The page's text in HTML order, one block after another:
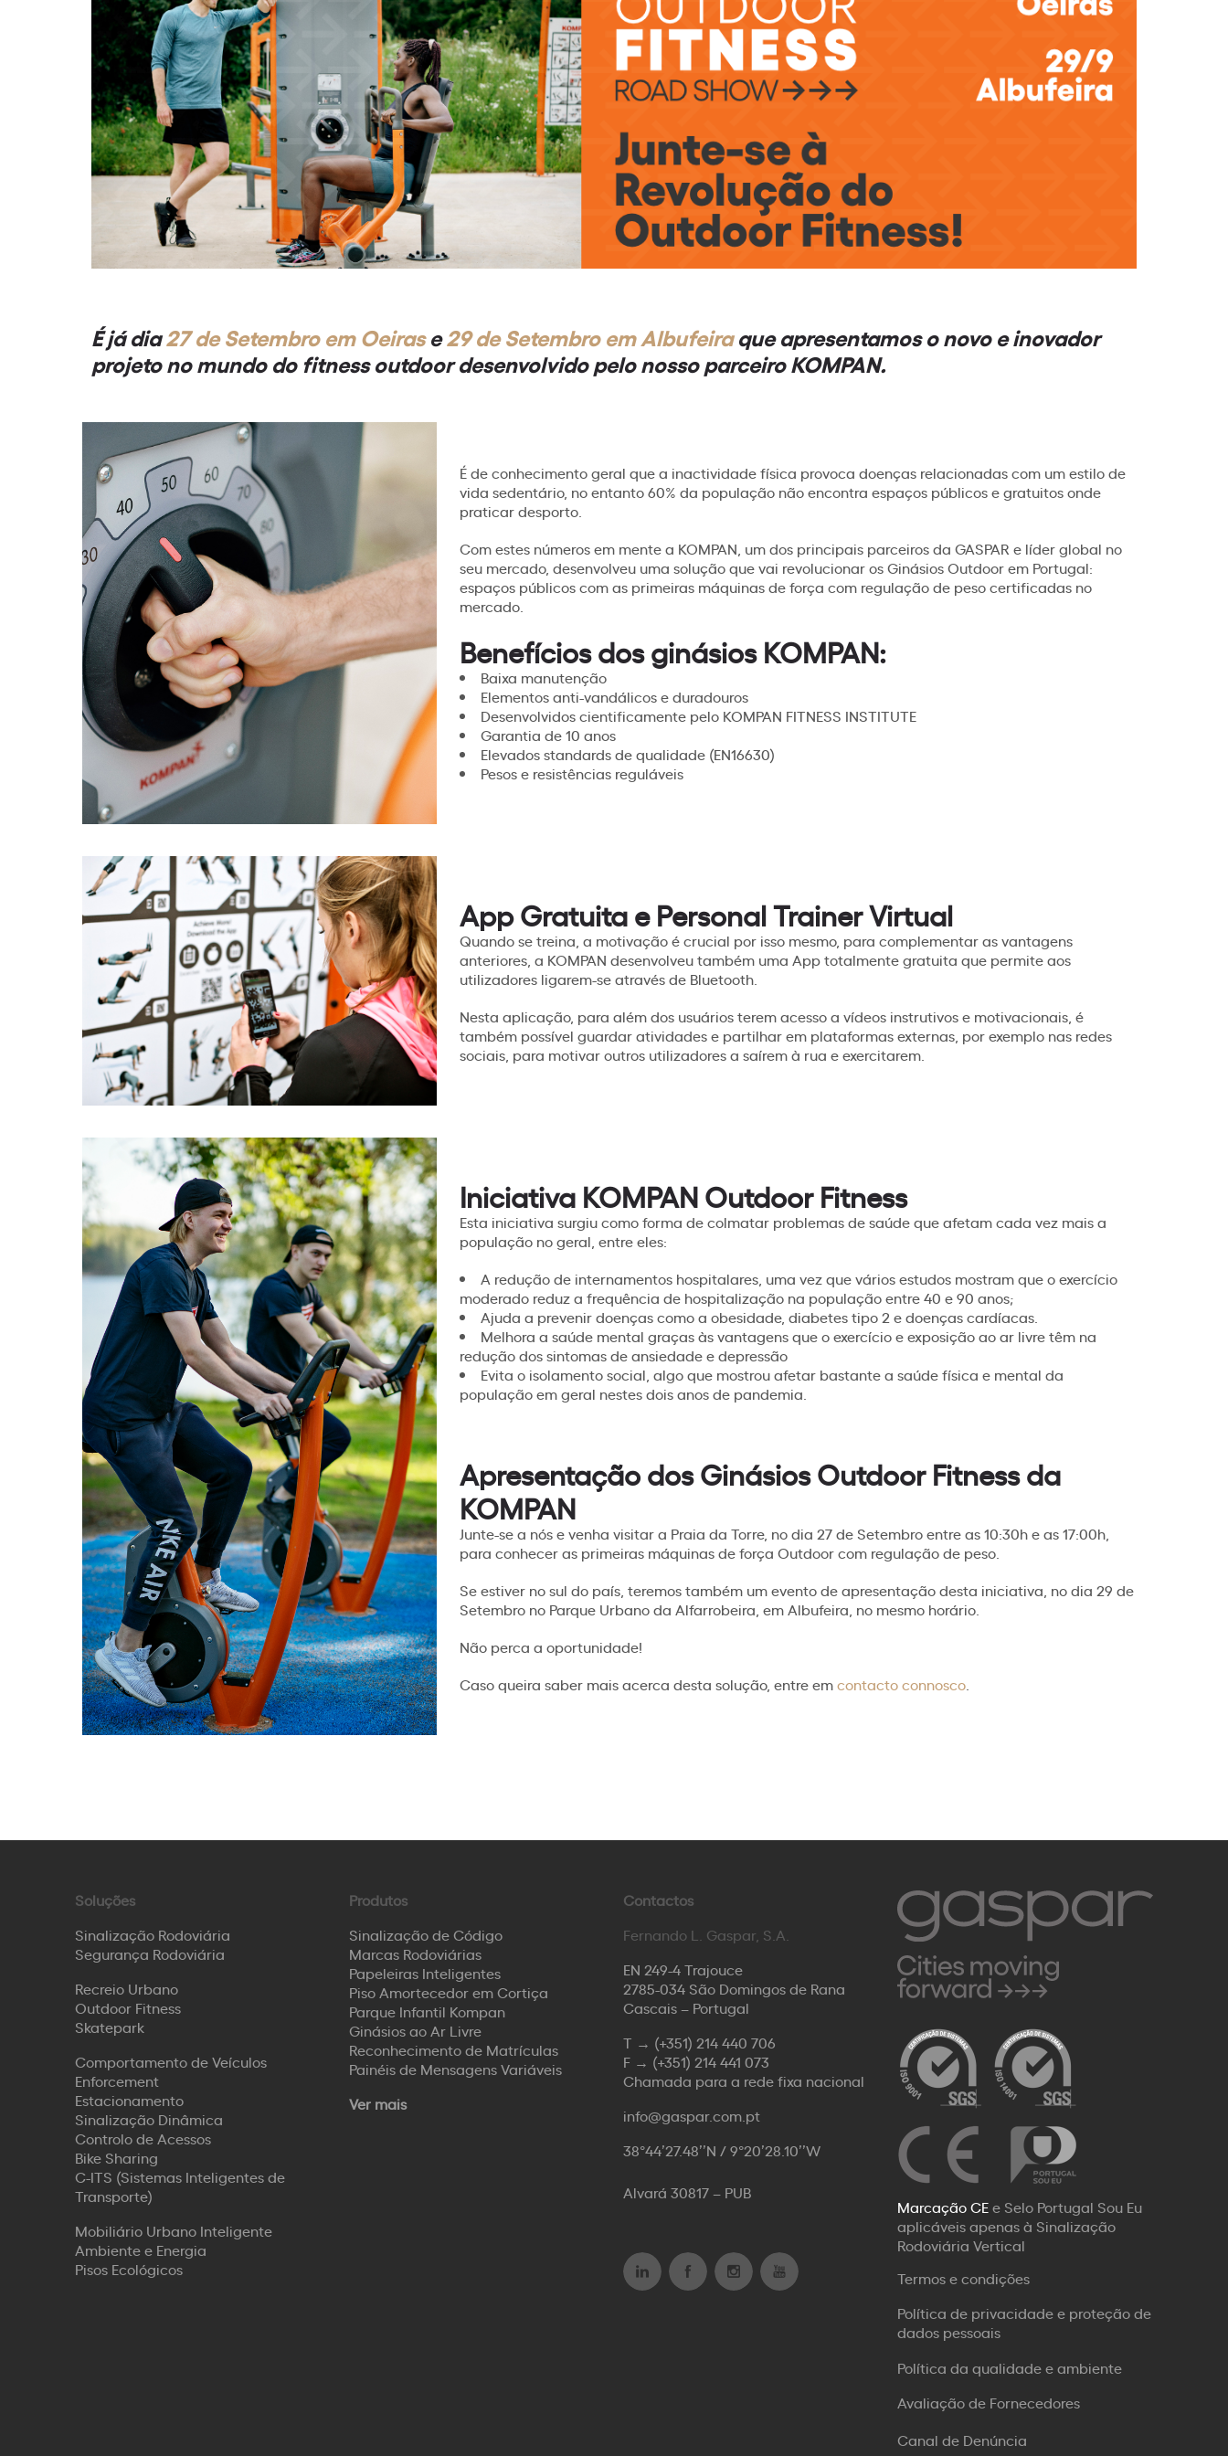
É já dia27 de Setembro em Oeirase29 de Setembro em Albufeiraque apresentamos o novo e inovador
projeto no mundo do fitness outdoor desenvolvido pelo nosso parceiro KOMPAN.
É de conhecimento geral que a inactividade física provoca doenças relacionadas com um estilo de
vida sedentário, no entanto 60% da população não encontra espaços públicos e gratuitos onde
praticar desporto.
Com estes números em mente a KOMPAN, um dos principais parceiros da GASPAR e líder global no
seu mercado, desenvolveu uma solução que vai revolucionar os Ginásios Outdoor em Portugal:
espaços públicos com as primeiras máquinas de força com regulação de peso certificadas no
mercado.
Benefícios dos ginásios KOMPAN:
Baixa manutenção
Elementos anti-vandálicos e duradouros
Desenvolvidos cientificamente pelo KOMPAN FITNESS INSTITUTE
Garantia de 10 anos
Elevados standards de qualidade (EN16630)
Pesos e resistências reguláveis
App Gratuita e Personal Trainer Virtual
Quando se treina, a motivação é crucial por isso mesmo, para complementar as vantagens
anteriores, a KOMPAN desenvolveu também uma App totalmente gratuita que permite aos
utilizadores ligarem-se através de Bluetooth.
Nesta aplicação, para além dos usuários terem acesso a vídeos instrutivos e motivacionais, é
também possível guardar atividades e partilhar em plataformas externas, por exemplo nas redes
sociais, para motivar outros utilizadores a saírem à rua e exercitarem.
Iniciativa KOMPAN Outdoor Fitness
Esta iniciativa surgiu como forma de colmatar problemas de saúde que afetam cada vez mais a
população no geral, entre eles:
A redução de internamentos hospitalares, uma vez que vários estudos mostram que o exercício
moderado reduz a frequência de hospitalização na população entre 40 e 90 anos;
Ajuda a prevenir doenças como a obesidade, diabetes tipo 2 e doenças cardíacas.
Melhora a saúde mental graças às vantagens que o exercício e exposição ao ar livre têm na
redução dos sintomas de ansiedade e depressão
Evita o isolamento social, algo que mostrou afetar bastante a saúde física e mental da
população em geral nestes dois anos de pandemia.
Apresentação dos Ginásios Outdoor Fitness da
KOMPAN
Junte-se a nós e venha visitar a Praia da Torre, no dia 27 de Setembro entre as 10:30h e as 17:00h,
para conhecer as primeiras máquinas de força Outdoor com regulação de peso.
Se estiver no sul do país, teremos também um evento de apresentação desta iniciativa, no dia 29 de
Setembro no Parque Urbano da Alfarrobeira, em Albufeira, no mesmo horário.
Não perca a oportunidade!
Caso queira saber mais acerca desta solução, entre emcontacto connosco.
Soluções
Sinalização Rodoviária
Segurança Rodoviária
Recreio Urbano
Outdoor Fitness
Skatepark
Comportamento de Veículos
Enforcement
Estacionamento
Sinalização Dinâmica
Controlo de Acessos
Bike Sharing
C-ITS (Sistemas Inteligentes de
Transporte)
Mobiliário Urbano Inteligente
Ambiente e Energia
Pisos Ecológicos
Produtos
Sinalização de Código
Marcas Rodoviárias
Papeleiras Inteligentes
Piso Amortecedor em Cortiça
Parque Infantil Kompan
Ginásios ao Ar Livre
Reconhecimento de Matrículas
Painéis de Mensagens Variáveis
Ver mais
Contactos
Fernando L. Gaspar, S.A.
EN 249-4 Trajouce
2785-034 São Domingos de Rana
Cascais – Portugal
T → (+351) 214 440 706
F → (+351) 214 441 073
Chamada para a rede fixa nacional
info@gaspar.com.pt
38°44’27.48’’N / 9°20’28.10’’W
Alvará 30817 – PUB
Marcação CEe Selo Portugal Sou Eu
aplicáveis apenas à Sinalização
Rodoviária Vertical
Termos e condições
Política de privacidade e proteção de
dados pessoais
Política da qualidade e ambiente
Avaliação de Fornecedores
Canal de Denúncia